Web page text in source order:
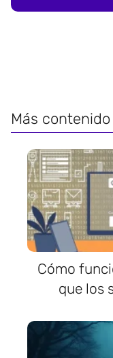
Más
Cómo
que los